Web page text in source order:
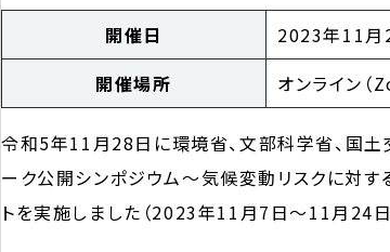
開催日
2023年11月
開催場所
オンライン（
令和5年11月28日に環境省、文部科学省、国土
ーク公開シンポジウム～気候変動リスクに対
トを実施しました（2023年11月7日～11月24日